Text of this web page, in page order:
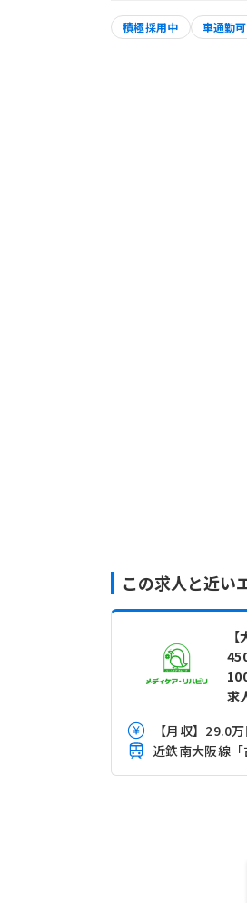
積極採用中 車通勤可
この求人と近い
求
【月収】29.0